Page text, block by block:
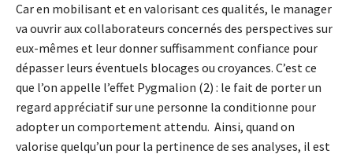
Car en mobilisant et en valorisant ces qualités, le manager
va ouvrir aux collaborateurs concernés des perspectives sur
eux-mêmes et leur donner suffisamment confiance pour
dépasser leurs éventuels blocages ou croyances. C’est ce
que l’on appelle l’effet Pygmalion (2) : le fait de porter un
regard appréciatif sur une personne la conditionne pour
adopter un comportement attendu. Ainsi, quand on
valorise quelqu’un pour la pertinence de ses analyses, il est